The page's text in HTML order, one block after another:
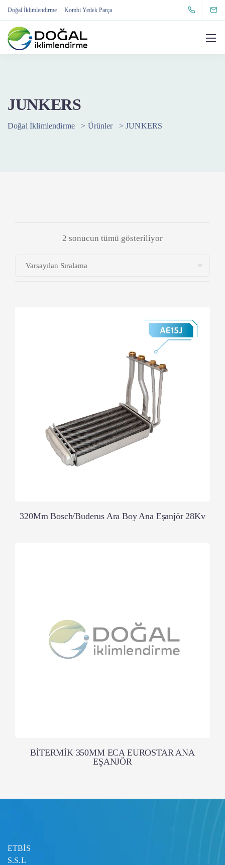
Doğal İklimlendirme Kombi Yedek Parça
JUNKERS
Doğal İklimlendirme > Ürünler >JUNKERS
2 sonucun tümü gösteriliyor
320Mm Bosch/Buderus Ara Boy Ana Eşanjör 28Kv
BİTERMİK 350MM ECA EUROSTAR ANA
EŞANJÖR
ETBİS
S.S.L